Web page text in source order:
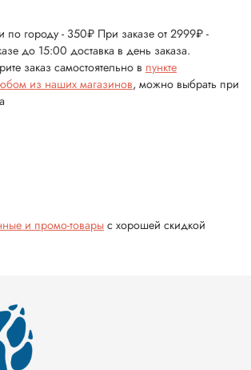
по городу - 350₽ При заказе от 2999₽ -
до 15:00 доставка в день заказа.
заказ самостоятельно в пункте
из наших магазинов, можно выбрать при
и промо-товары с хорошей скидкой